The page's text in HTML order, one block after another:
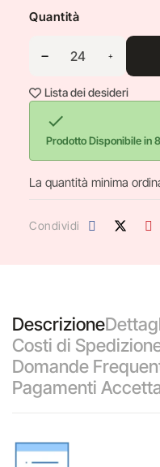
Quantità
Lista dei desideri

Prodotto Disponibile in
La quantità minima
Condividi
Descrizione
Costi di
Domande
Pagamenti